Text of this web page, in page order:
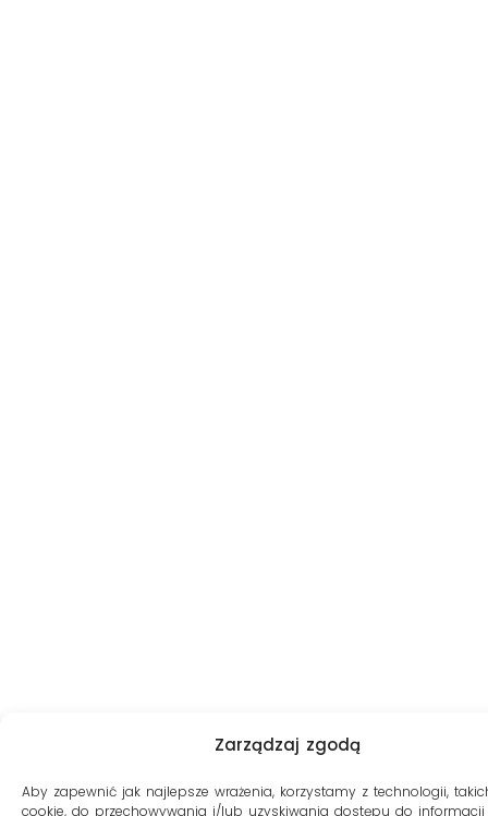
Zarządzaj zgodą
Aby zapewnić jak najlepsze wrażenia, korzystamy z technologii,
cookie, do przechowywania i/lub uzyskiwania dostępu do